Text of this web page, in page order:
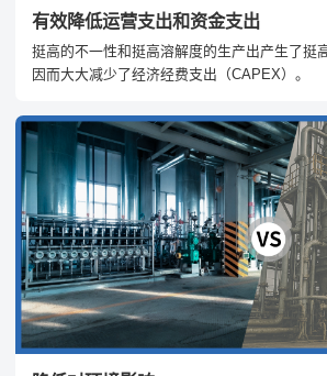
有效降低运营支出和资金支出
挺高的不一性和挺高溶解度的生产出产生了挺
因而大大减少了经济经费支出（CAPEX）。